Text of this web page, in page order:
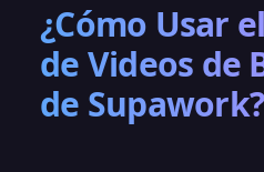
¿Cómo Usar
de Videos de
de Supawork?